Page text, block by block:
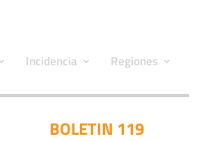
Incidencia Regiones
BOLETIN 119